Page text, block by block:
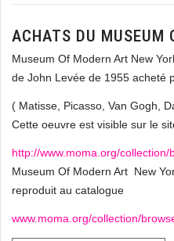
ACHATS DU MUSEUM
Museum Of Modern Art New
de John Levée de 1955 acheté
( Matisse, Picasso, Van Gogh,
Cette oeuvre est visible sur le
http://www.moma.org/
Museum Of Modern Art New
reproduit au catalogue
www.moma.org/collection/